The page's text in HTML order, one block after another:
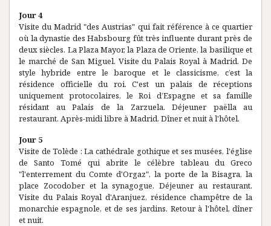
Jour 4
Visite du Madrid "des Austrias" qui fait référence à ce quartier
où la dynastie des Habsbourg fût très influente durant près de
deux siècles. La Plaza Mayor, la Plaza de Oriente, la basilique et
le marché de San Miguel. Visite du Palais Royal à Madrid. De
style hybride entre le baroque et le classicisme, c’est la
résidence officielle du roi. C'est un palais de réceptions
uniquement protocolaires, le Roi d’Espagne et sa famille
résidant au Palais de la Zarzuela. Déjeuner paëlla au
restaurant. Après-midi libre à Madrid. Dîner et nuit à l'hôtel.
Jour 5
Visite de Tolède : La cathédrale gothique et ses musées, l'église
de Santo Tomé qui abrite le célèbre tableau du Greco
"l'enterrement du Comte d'Orgaz", la porte de la Bisagra, la
place Zocodober et la synagogue. Déjeuner au restaurant.
Visite du Palais Royal d'Aranjuez, résidence champêtre de la
monarchie espagnole, et de ses jardins. Retour à l'hôtel, dîner
et nuit.